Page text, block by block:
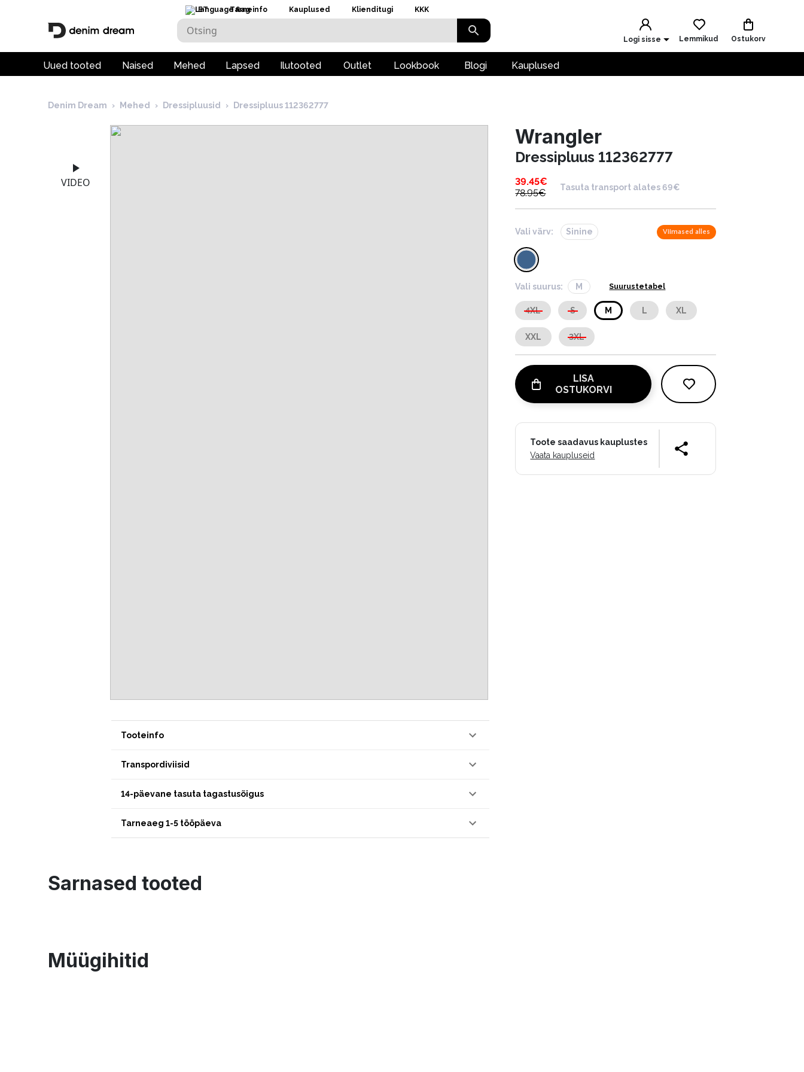
ET Tarneinfo Kauplused Klienditugi KKK
Logi sisse Lemmikud Ostukorv
Uued tooted Naised Mehed Lapsed Ilutooted Outlet Lookbook Blogi Kauplused
Denim Dream › Mehed › Dressipluusid › Dressipluus 112362777
VIDEO
Tooteinfo
Transpordiviisid
14-päevane tasuta tagastusõigus
Tarneaeg 1-5 tööpäeva
Wrangler
Dressipluus 112362777
39.45€
78.95€
Tasuta transport alates 69€
Vali värv: Sinine Viimased alles
Vali suurus: M Suurustetabel
4XL S M L XL
XXL 3XL
LISA
OSTUKORVI
Toote saadavus kauplustes
Vaata kaupluseid
Sarnased tooted
Müügihitid